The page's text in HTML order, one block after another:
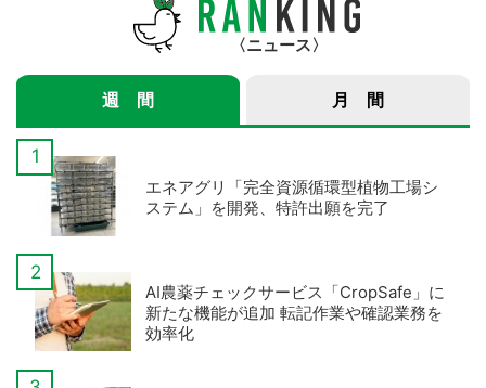
ニュース
週 間 月 間
エネアグリ「完全資源循環型植物工場シ
ステム」を開発、特許出願を完了
AI農薬チェックサービス「CropSafe」に
新たな機能が追加 転記作業や確認業務を
効率化